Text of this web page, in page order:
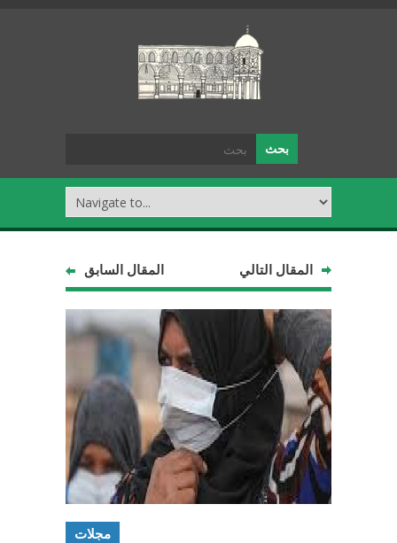
المقال السابق المقال التالي
مجلات